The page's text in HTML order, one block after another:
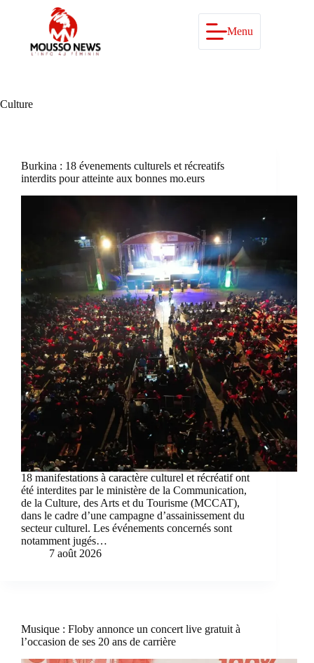
Menu
Culture
Burkina : 18 évenements culturels et récreatifs
interdits pour atteinte aux bonnes mo.eurs
18 manifestations à caractère culturel et récréatif ont
été interdites par le ministère de la Communication,
de la Culture, des Arts et du Tourisme (MCCAT),
dans le cadre d’une campagne d’assainissement du
secteur culturel. Les événements concernés sont
notamment jugés…
7 août 2026
Musique : Floby annonce un concert live gratuit à
l’occasion de ses 20 ans de carrière